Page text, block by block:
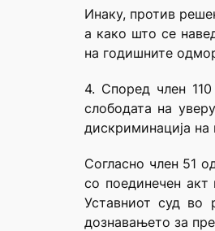
Инаку, против
а како што се
на годишните
4. Според член
слободата на
дискриминација на
Согласно член 51
со поединечен
Уставниот суд во
дознавањето за